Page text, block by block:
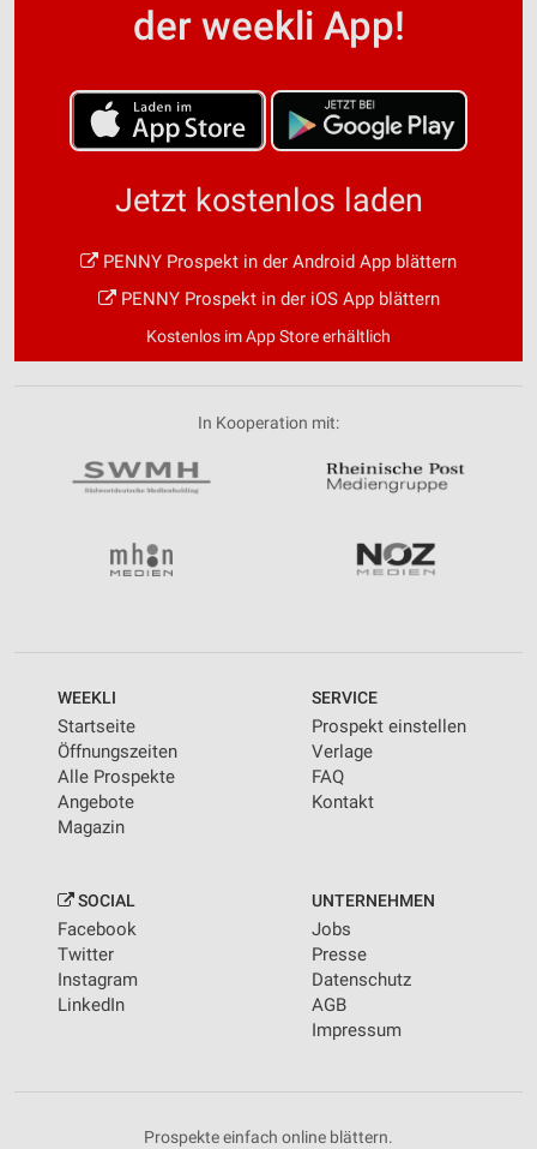
der weekli App!
Jetzt kostenlos laden
PENNY Prospekt in der Android App blättern
PENNY Prospekt in der iOS App blättern
Kostenlos im App Store erhältlich
In Kooperation mit:
WEEKLI
Startseite
Öffnungszeiten
Alle Prospekte
Angebote
Magazin
SERVICE
Prospekt einstellen
Verlage
FAQ
Kontakt
SOCIAL
Facebook
Twitter
Instagram
LinkedIn
UNTERNEHMEN
Jobs
Presse
Datenschutz
AGB
Impressum
Prospekte einfach online blättern.